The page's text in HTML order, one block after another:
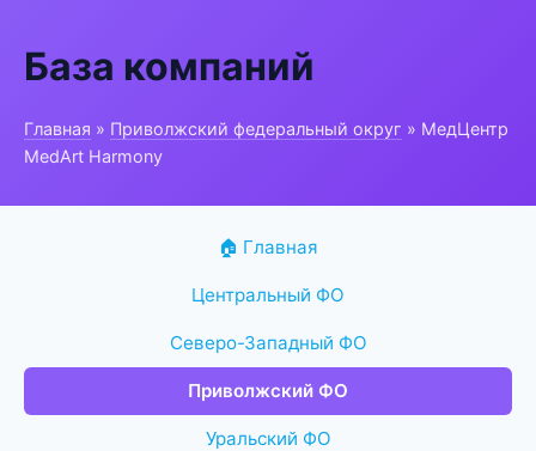
База компаний
Главная » Приволжский федеральный округ » МедЦентр
MedArt Harmony
🏠 Главная
Центральный ФО
Северо-Западный ФО
Приволжский ФО
Уральский ФО